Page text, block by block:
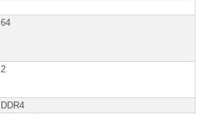
64
2
DDR4